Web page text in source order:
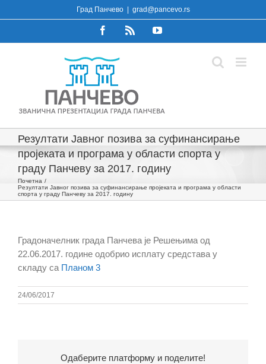
to
Град Панчево grad@pancevo.rs
FacebookRss YouTube
Резултати Јавног позива за суфинансирање
пројеката и програма у области спорта у
граду Панчеву за 2017. годину
Почетна
Резултати Јавног позива за суфинансирање пројеката и програма у области
спорта у граду Панчеву за 2017. годину
Градоначелник града Панчева је Решењима од
22.06.2017. године одобрио исплату средстава у
складу са Планом 3
24/06/2017
Одаберите платформу и поделите!